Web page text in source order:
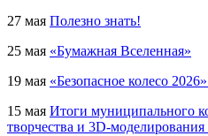
27 мая Полезно знать!
25 мая «Бумажная Вселенная»
19 мая «Безопасное колесо
15 мая Итоги муниципального
творчества и 3D-